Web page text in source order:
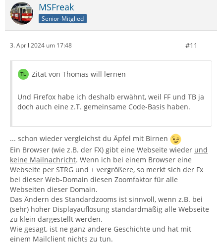
MSFreak
Senior-Mitglied
3. April 2024 um 17:48 #11
Zitat von Thomas will lernen
Und Firefox habe ich deshalb erwähnt, weil FF und TB ja
doch auch eine z.T. gemeinsame Code-Basis haben.
... schon wieder vergleichst du Äpfel mit Birnen
Ein Browser (wie z.B. der FX) gibt eine Webseite wieder und
keine Mailnachricht. Wenn ich bei einem Browser eine
Webseite per STRG und + vergrößere, so merkt sich der Fx
bei dieser Web-Domain diesen Zoomfaktor für alle
Webseiten dieser Domain.
Das Ändern des Standardzooms ist sinnvoll, wenn z.B. bei
(sehr) hoher Displayauflösung standardmäßig alle Webseite
zu klein dargestellt werden.
Wie gesagt, ist ne ganz andere Geschichte und hat mit
einem Mailclient nichts zu tun.